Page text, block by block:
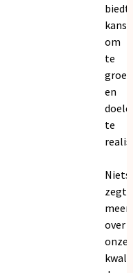
biedt
om
te
en
te
Niets
zegt
meer
over
onze